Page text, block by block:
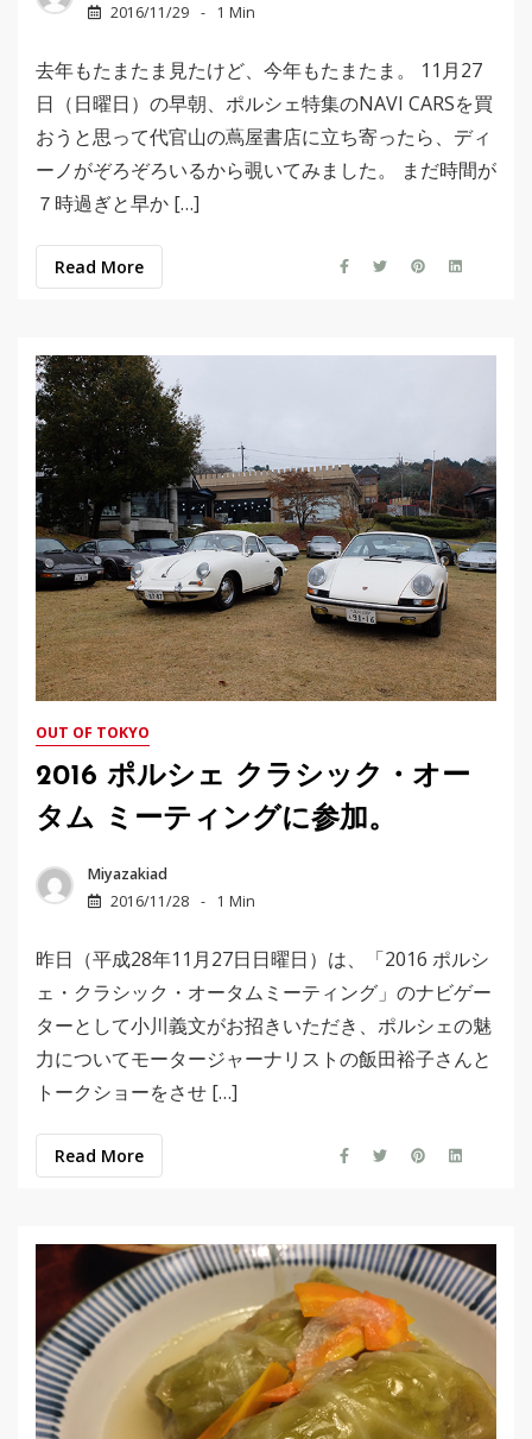
2016/11/29
1 Min
去年もたまたま見たけど、今年もたまたま。 11月27
日（日曜日）の早朝、ポルシェ特集のNAVI CARSを買
おうと思って代官山の蔦屋書店に立ち寄ったら、ディ
ーノがぞろぞろいるから覗いてみました。 まだ時間が
７時過ぎと早か […]
Read More
OUT OF TOKYO
2016 ポルシェ クラシック・オー
タム ミーティングに参加。
Miyazakiad
2016/11/28
1 Min
昨日（平成28年11月27日日曜日）は、「2016 ポルシ
ェ・クラシック・オータムミーティング」のナビゲー
ターとして小川義文がお招きいただき、ポルシェの魅
力についてモータージャーナリストの飯田裕子さんと
トークショーをさせ […]
Read More